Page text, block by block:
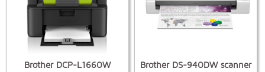
Brother DCP-L1660W
Brother DS-940DW scanner